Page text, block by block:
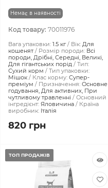
Немає в наявності
Код товару: 70011976
Вага упаковки: 1.5 кг Вік: Для
кошенят
Розмір породи: Всі
породи, Дрібні, Середні, Великі,
Для гігантських порід
Тип:
Сухий корм
Тип упаковки:
Мішок
Клас корму: Супер-
преміум
Призначення: Основне
годування, Для активних, При
чутливому травленні
Основний
інгредієнт: Яловичина
Країна
виробник: Італія
820 грн
ТОП ПРОДАЖІВ